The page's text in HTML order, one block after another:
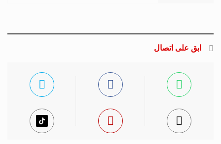
ابق على اتصال